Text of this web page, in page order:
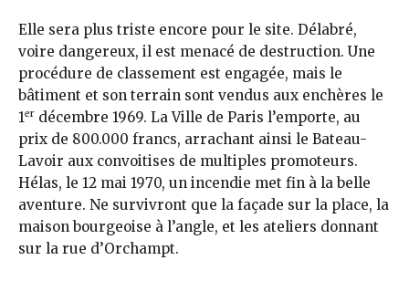
Elle sera plus triste encore pour le site. Délabré,
voire dangereux, il est menacé de destruction. Une
procédure de classement est engagée, mais le
bâtiment et son terrain sont vendus aux enchères le
1er décembre 1969. La Ville de Paris l’emporte, au
prix de 800.000 francs, arrachant ainsi le Bateau-
Lavoir aux convoitises de multiples promoteurs.
Hélas, le 12 mai 1970, un incendie met fin à la belle
aventure. Ne survivront que la façade sur la place, la
maison bourgeoise à l’angle, et les ateliers donnant
sur la rue d’Orchampt.